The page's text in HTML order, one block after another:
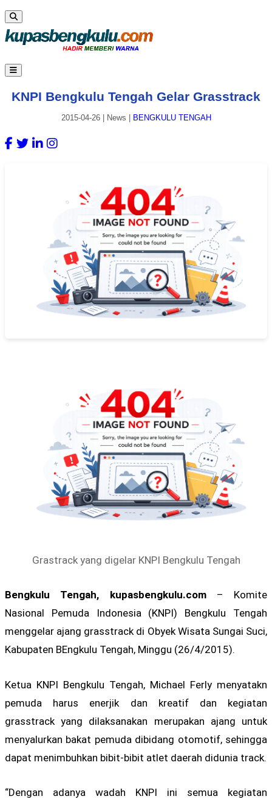
KNPI Bengkulu Tengah Gelar Grasstrack
2015-04-26| News BENGKULU TENGAH
Grastrack yang digelar KNPI Bengkulu Tengah
Bengkulu Tengah, kupasbengkulu.com– Komite
Nasional Pemuda Indonesia (KNPI) Bengkulu Tengah
menggelar ajang grasstrack di Obyek Wisata Sungai Suci,
Kabupaten BEngkulu Tengah, Minggu (26/4/2015).
Ketua KNPI Bengkulu Tengah, Michael Ferly menyatakn
pemuda harus enerjik dan kreatif dan kegiatan
grasstrack yang dilaksanakan merupakan ajang untuk
menyalurkan bakat pemuda dibidang otomotif, sehingga
dapat menimbuhkan bibit-bibit atlet daerah didunia track.
“Dengan adanya wadah KNPI ini semua kegiatan